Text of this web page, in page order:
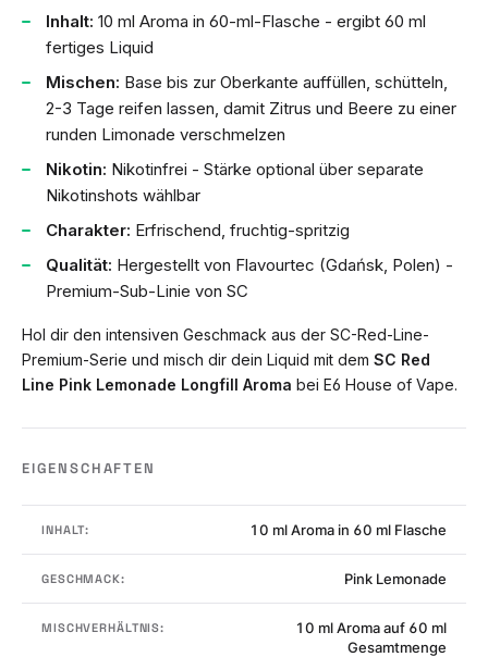
Inhalt: 10 ml Aroma in 60-ml-Flasche - ergibt 60 ml
fertiges Liquid
Mischen: Base bis zur Oberkante auffüllen, schütteln,
2-3 Tage reifen lassen, damit Zitrus und Beere zu einer
runden Limonade verschmelzen
Nikotin: Nikotinfrei - Stärke optional über separate
Nikotinshots wählbar
Charakter: Erfrischend, fruchtig-spritzig
Qualität: Hergestellt von Flavourtec (Gdańsk, Polen) -
Premium-Sub-Linie von SC
Hol dir den intensiven Geschmack aus der SC-Red-Line-
Premium-Serie und misch dir dein Liquid mit dem SC Red
Line Pink Lemonade Longfill Aroma bei E6 House of Vape.
EIGENSCHAFTEN
INHALT: 10 ml Aroma in 60 ml Flasche
GESCHMACK: Pink Lemonade
MISCHVERHÄLTNIS:
10 ml Aroma auf 60 ml
Gesamtmenge